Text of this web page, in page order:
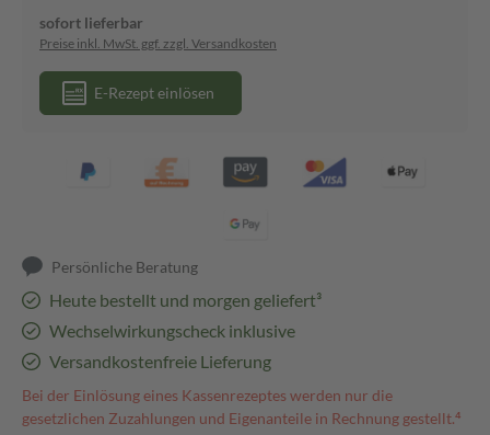
sofort lieferbar
Preise inkl. MwSt. ggf. zzgl. Versandkosten
E-Rezept einlösen
Persönliche Beratung
Heute bestellt und morgen geliefert³
Wechselwirkungscheck inklusive
Versandkostenfreie Lieferung
Bei der Einlösung eines Kassenrezeptes werden nur die
gesetzlichen Zuzahlungen und Eigenanteile in Rechnung gestellt.⁴